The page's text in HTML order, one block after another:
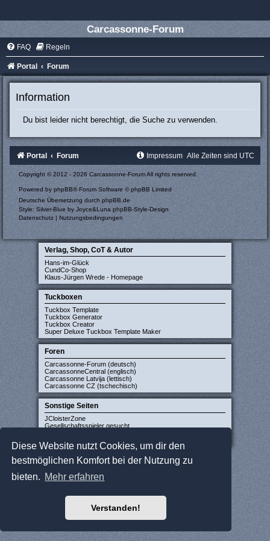
Diese Website nutzt Cookies, um dir den
bestmöglichen Komfort bei der Nutzung zu
bieten. Mehr erfahren
Verstanden!
Carcassonne-Forum
FAQ Regeln
Portal Forum
Information
Du bist leider nicht berechtigt, die Suche zu verwenden.
Portal Forum Alle Zeiten sind UTC
Impressum
Copyright © 2012 - 2026 Carcassonne-Forum All rights reserved.
Powered by phpBB® Forum Software © phpBB Limited
Deutsche Übersetzung durch phpBB.de
Style: Silver-Blue by Joyce&LunaphpBB-Style-Design
Datenschutz | Nutzungsbedingungen
Verlag, Shop, CoT & Autor
Hans-im-Glück
CundCo-Shop
Klaus-Jürgen Wrede - Homepage
Tuckboxen
Tuckbox Template
Tuckbox Generator
Tuckbox Creator
Super Deluxe Tuckbox Template Maker
Foren
Carcassonne-Forum (deutsch)
CarcassonneCentral (englisch)
Carcassonne Latvija (lettisch)
Carcassonne CZ (tschechisch)
Sonstige Seiten
JCloisterZone
Gesellschaftsspieler gesucht